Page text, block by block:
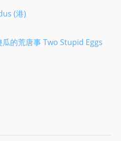
(港)
的荒唐事 Two Stupid Eggs